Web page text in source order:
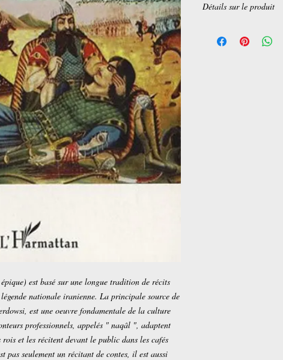
est basé sur une longue tradition de récits
nationale iranienne. La principale source de
est une oeuvre fondamentale de la culture
professionnels, appelés " naqâl ", adaptent
et les récitent devant le public dans les cafés
pas seulement un récitant de contes, il est aussi
Détails sur le produit
Editeur : Editions